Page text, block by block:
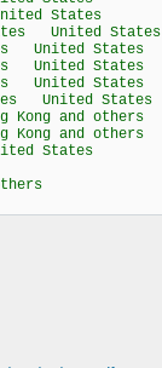
States
United States
United States
United States
United States
United States
and others
and others
States